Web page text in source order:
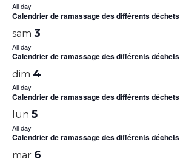
All day
Calendrier de ramassage des différents déchets
sam 3
All day
Calendrier de ramassage des différents déchets
dim 4
All day
Calendrier de ramassage des différents déchets
lun 5
All day
Calendrier de ramassage des différents déchets
mar 6